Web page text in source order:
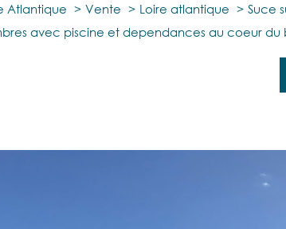
Atlantique Vente Loire atlantique Suce
avec piscine et dependances au coeur du